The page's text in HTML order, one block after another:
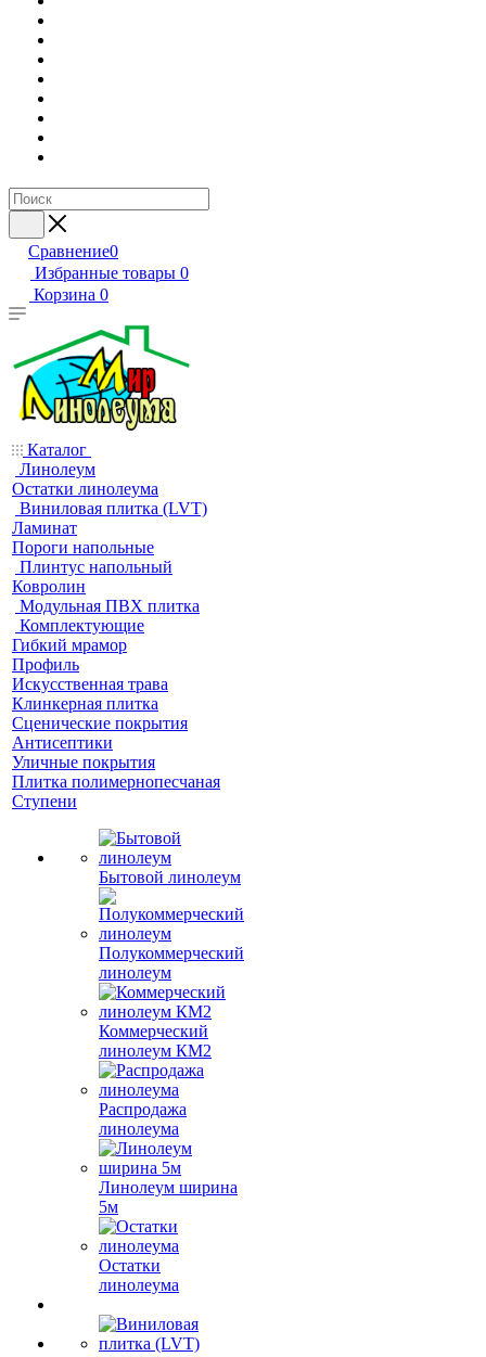
Сравнение0
Избранные товары 0
Корзина 0
Каталог
Линолеум
Остатки линолеума
Виниловая плитка (LVT)
Ламинат
Пороги напольные
Плинтус напольный
Ковролин
Модульная ПВХ плитка
Комплектующие
Гибкий мрамор
Профиль
Искусственная трава
Клинкерная плитка
Сценические покрытия
Антисептики
Уличные покрытия
Плитка полимернопесчаная
Ступени
Бытовой линолеум
Полукоммерческий
линолеум
Коммерческий
линолеум КМ2
Распродажа
линолеума
Линолеум ширина
5м
Остатки
линолеума